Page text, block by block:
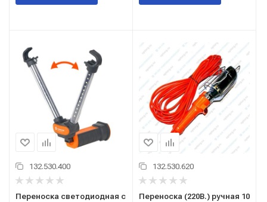
132.530.400
Переноска светодиодная с
132.530.620
Переноска (220В.) ручная 10